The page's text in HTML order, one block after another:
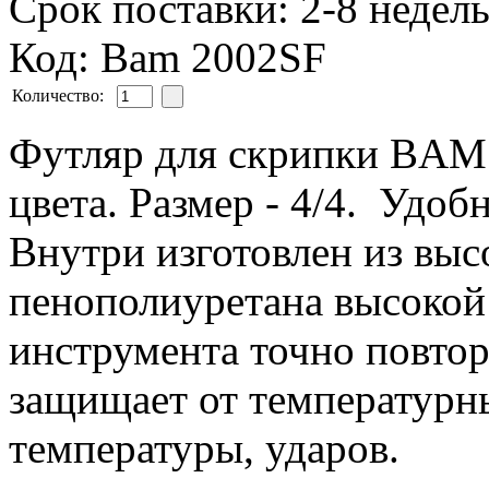
Код: Bam 2002SF
Количество:
Футляр для скрипки
цвета. Размер - 4/4.
Внутри изготовлен из
пенополиуретана
инструмента точно
защищает от
температуры, ударов.